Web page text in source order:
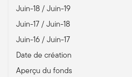
Juin-18 / Juin-19
Juin-17 / Juin-18
Juin-16 / Juin-17
Date de création
Aperçu du fonds